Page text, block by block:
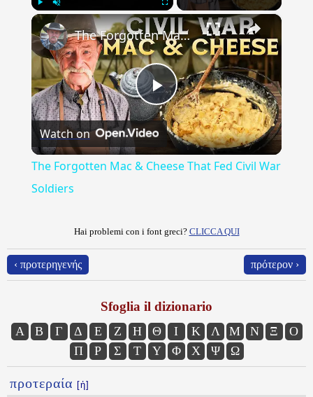
Play Unmute Fullscreen ×
Play
Video
The Forgotten Mac & Cheese That Fed Civil War Soldiers
Watch on
The Forgotten Mac & Cheese That Fed Civil War
Soldiers
Hai problemi con i font greci? CLICCA QUI
‹ προτερηγενής πρότερον ›
Sfoglia il dizionario
Α Β Γ Δ Ε Ζ Η Θ Ι Κ Λ Μ Ν Ξ
Ο
Π
Ρ Σ Τ Υ Φ Χ Ψ Ω
προτεραία [ἡ]